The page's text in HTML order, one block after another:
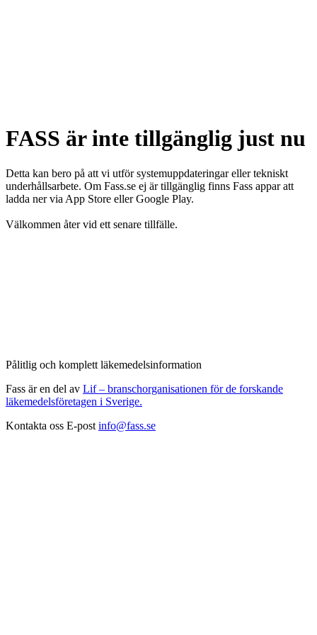
FASS är inte tillgänglig just nu
Detta kan bero på att vi utför systemuppdateringar eller tekniskt
underhållsarbete. Om Fass.se ej är tillgänglig finns Fass appar att
ladda ner via App Store eller Google Play.
Välkommen åter vid ett senare tillfälle.
Pålitlig och komplett läkemedelsinformation
Fass är en del av Lif – branschorganisationen för de forskande
läkemedelsföretagen i Sverige.
Kontakta oss E-post info@fass.se